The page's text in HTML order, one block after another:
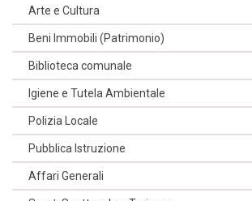
Arte e Cultura
Beni Immobili (Patrimonio)
Biblioteca comunale
Igiene e Tutela Ambientale
Polizia Locale
Pubblica Istruzione
Affari Generali